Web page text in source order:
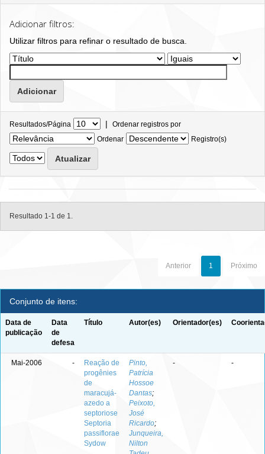
Adicionar filtros:
Utilizar filtros para refinar o resultado de busca.
Resultados/Página | Ordenar registros por
Ordenar
Registro(s)
Resultado 1-1 de 1.
Anterior 1 Próximo
Conjunto de itens:
Data de
publicação
Data
de
defesa
Título Autor(es) Orientador(es)
Mai-2006 -
Reação de
progênies
de
maracujá-
azedo a
septoriose
Septoria
passiflorae
Sydow
Pinto,
Patrícia
Hossoe
Dantas;
Peixoto,
José
Ricardo;
Junqueira,
Nilton
- -